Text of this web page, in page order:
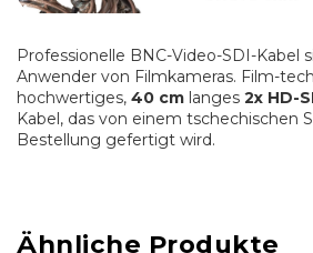
Professionelle BNC-Video-SDI-Kabel
Anwender von Filmkameras. Film-
hochwertiges, 40 cm langes 2x HD-
Kabel, das von einem tschechischen
Bestellung gefertigt wird.